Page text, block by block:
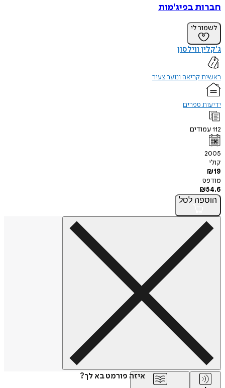
חברות בפיג'מות
לשמור לי
ג'קלין ווילסון
ראשית קריאה ונוער צעיר
ידיעות ספרים
112עמודים
2005
קולי
₪19
מודפס
₪54.6
הוספה לסל
איזה פורמט בא לך?